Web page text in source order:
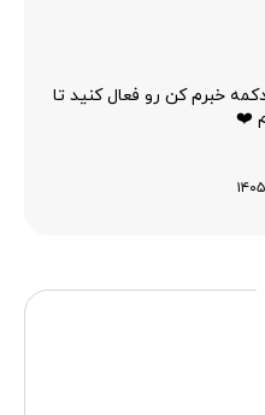
خبرم کن رو فعال کنید تا
❤️
۲۹